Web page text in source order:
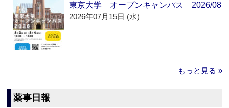
東京大学 オープンキャンパス 2026/08
2026年07月15日 (水)
もっと見る »
薬事日報